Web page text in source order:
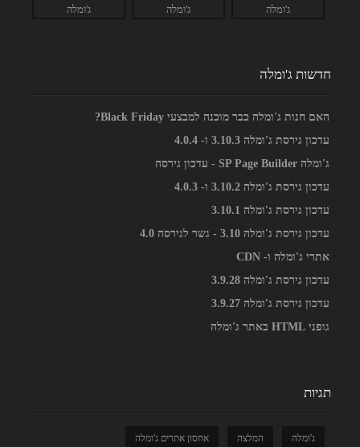
חדשות ג'ומלה
האם חנות ג'ומלה כבר מוכנה למבצעי Black Friday?
עדכון גירסת ג'ומלה 3.10.3 ו- 4.0.4
ג'ומלה SP Page Builder - עדכון גירסה
עדכון גירסת ג'ומלה 3.10.2 ו- 4.0.3
עדכון גירסת ג'ומלה 3.10.1
עדכון גירסת ג'ומלה 3.10 - גשר לגירסה 4.0
אתרי ג'ומלה ו- CDN
עדכון גירסת ג'ומלה 3.9.28
עדכון גירסת ג'ומלה 3.9.27
גופני HTML באתר ג'ומלה
תגיות
ג'ומלה המלצה אחסון אתרים ג'ומלה